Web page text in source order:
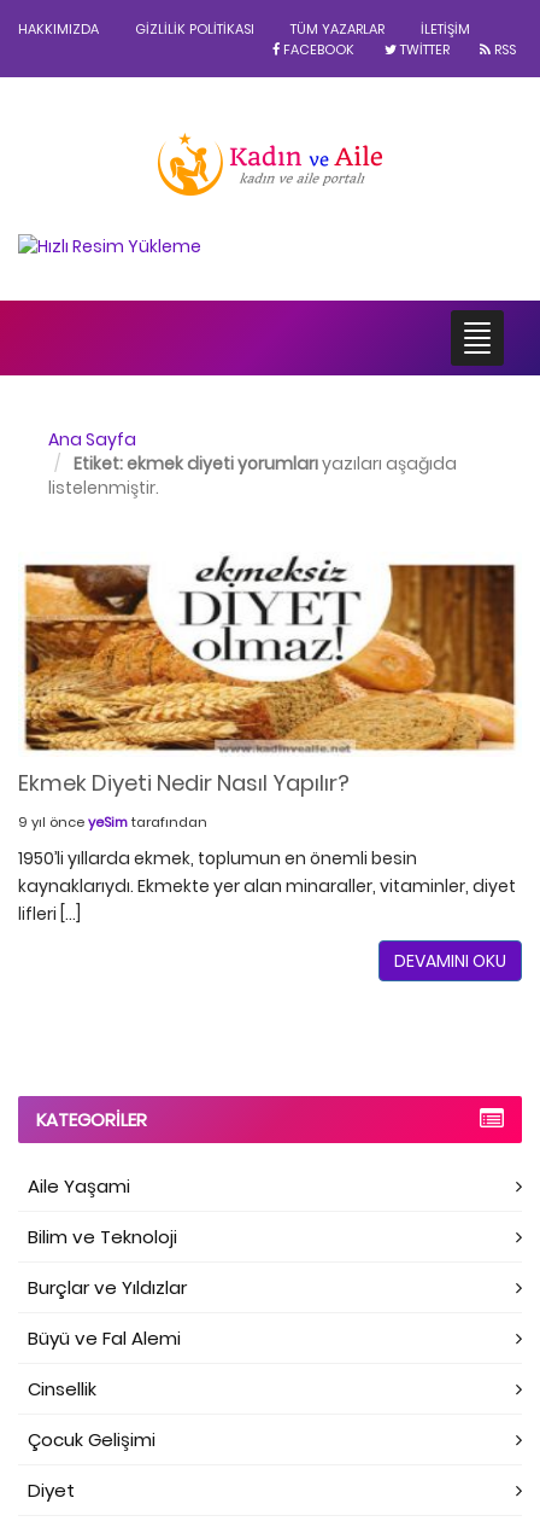
HAKKIMIZDA GIZLILIK POLITIKASI TÜM YAZARLAR
İLETIŞIM
FACEBOOK
TWITTER RSS
Ana Sayfa
Etiket:ekmek diyeti yorumlarıyazıları aşağıda
listelenmiştir.
Ekmek Diyeti Nedir Nasıl Yapılır?
9 yıl önceyeSimtarafından
1950’li yıllarda ekmek, toplumun en önemli besin
kaynaklarıydı. Ekmekte yer alan minaraller, vitaminler, diyet
lifleri […]
DEVAMINI OKU
KATEGORILER
Aile Yaşami
Bilim ve Teknoloji
Burçlar ve Yıldızlar
Büyü ve Fal Alemi
Cinsellik
Çocuk Gelişimi
Diyet